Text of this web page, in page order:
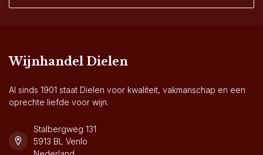
Wijnhandel Dielen
Al sinds 1901 staat Dielen voor kwaliteit, vakmanschap en een
oprechte liefde voor wijn.
Stalbergweg 131
5913 BL Venlo